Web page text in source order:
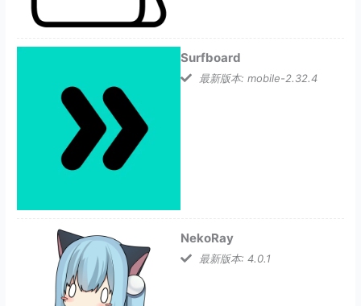
Surfboard
最新版本: mobile-2.32.4
NekoRay
最新版本: 4.0.1